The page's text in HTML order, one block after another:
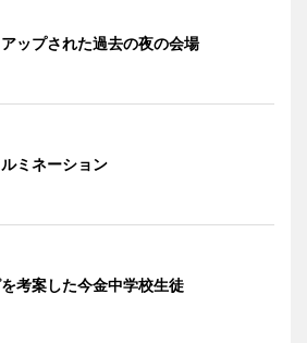
ップされた過去の夜の会場
ミネーション
考案した今金中学校生徒